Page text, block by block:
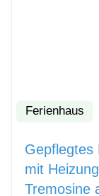
Ferienhaus
Gepflegtes
mit
Tremosine